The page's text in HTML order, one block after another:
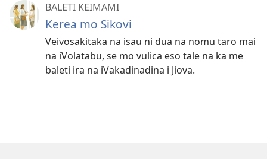
BALETI KEIMAMI
Kerea mo Sikovi
Veivosakitaka na isau ni dua na nomu taro mai
na iVolatabu, se mo vulica eso tale na ka me
baleti ira na iVakadinadina i Jiova.